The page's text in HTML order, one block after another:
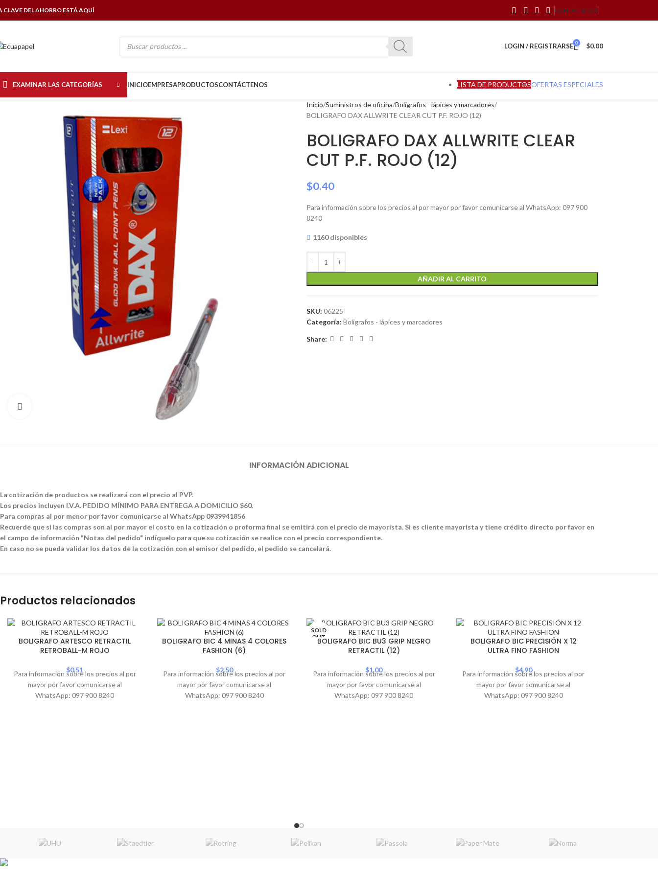
CLAVE DEL AHORRO ESTÁ AQUÍ CONTÁCTENOS
LOGIN / REGISTRARSE 0 $0.00
EXAMINAR LAS CATEGORÍAS INICIOEMPRESAPRODUCTOSCONTÁCTENOS LISTA DE PRODUCTOSOFERTAS ESPECIALES
Inicio Suministros de oficina Bolígrafos - lápices y marcadores
BOLIGRAFO DAX ALLWRITE CLEAR CUT P.F. ROJO (12)
BOLIGRAFO DAX ALLWRITE CLEAR
CUT P.F. ROJO (12)
$0.40
Para información sobre los precios al por mayor por favor comunicarse al WhatsApp: 097 900
8240
1160 disponibles
AÑADIR AL CARRITO
SKU: 06225
Categoría: Bolígrafos - lápices y marcadores
Share:
INFORMACIÓN ADICIONAL
La cotización de productos se realizará con el precio al PVP.
Los precios incluyen I.V.A. PEDIDO MÍNIMO PARA ENTREGA A DOMICILIO $60.
Para compras al por menor por favor comunicarse al WhatsApp 0939941856
Recuerde que si las compras son al por mayor el costo en la cotización o proforma final se emitirá con el precio de mayorista. Si es cliente mayorista y tiene crédito directo por favor en
el campo de información "Notas del pedido" indíquelo para que su cotización se realice con el precio correspondiente.
En caso no se pueda validar los datos de la cotización con el emisor del pedido, el pedido se cancelará.
Productos relacionados
BOLIGRAFO ARTESCO RETRACTIL
RETROBALL-M ROJO
$0.51
Para información sobre los precios al por
mayor por favor comunicarse al
WhatsApp: 097 900 8240
BOLIGRAFO BIC 4 MINAS 4 COLORES
FASHION (6)
$2.50
Para información sobre los precios al por
mayor por favor comunicarse al
WhatsApp: 097 900 8240
SOLD
OUTBOLIGRAFO BIC BU3 GRIP NEGRO
RETRACTIL (12)
$1.00
Para información sobre los precios al por
mayor por favor comunicarse al
WhatsApp: 097 900 8240
BOLIGRAFO BIC PRECISIÓN X 12
ULTRA FINO FASHION
$4.90
Para información sobre los precios al por
mayor por favor comunicarse al
WhatsApp: 097 900 8240